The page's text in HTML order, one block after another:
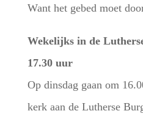
Want het gebed moet
Wekelijks in de
17.30 uur
Op dinsdag gaan om
kerk aan de Lutherse